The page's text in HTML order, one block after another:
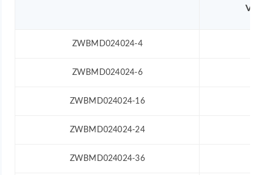
ZWBMD024024-4
ZWBMD024024-6
ZWBMD024024-16
ZWBMD024024-24
ZWBMD024024-36